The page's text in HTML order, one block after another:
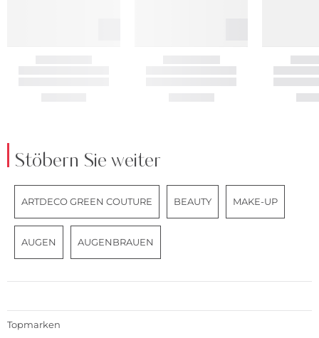
Stöbern Sie weiter
ARTDECO GREEN COUTURE BEAUTY MAKE-UP
AUGEN AUGENBRAUEN
Topmarken